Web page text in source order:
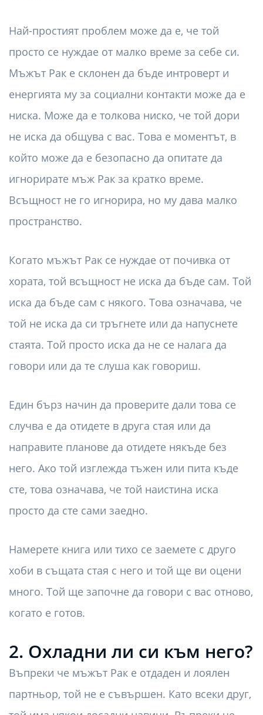
Най-простият проблем може да е, че той
просто се нуждае от малко време за себе си.
Мъжът Рак е склонен да бъде интроверт и
енергията му за социални контакти може да е
ниска. Може да е толкова ниско, че той дори
не иска да общува с вас. Това е моментът, в
който може да е безопасно да опитате да
игнорирате мъж Рак за кратко време.
Всъщност не го игнорира, но му дава малко
пространство.
Когато мъжът Рак се нуждае от почивка от
хората, той всъщност не иска да бъде сам. Той
иска да бъде сам с някого. Това означава, че
той не иска да си тръгнете или да напуснете
стаята. Той просто иска да не се налага да
говори или да те слуша как говориш.
Един бърз начин да проверите дали това се
случва е да отидете в друга стая или да
направите планове да отидете някъде без
него. Ако той изглежда тъжен или пита къде
сте, това означава, че той наистина иска
просто да сте сами заедно.
Намерете книга или тихо се заемете с друго
хоби в същата стая с него и той ще ви оцени
много. Той ще започне да говори с вас отново,
когато е готов.
2. Охладни ли си към него?
Въпреки че мъжът Рак е отдаден и лоялен
партньор, той не е съвършен. Като всеки друг,